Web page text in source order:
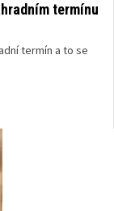
termínu
termín a to se